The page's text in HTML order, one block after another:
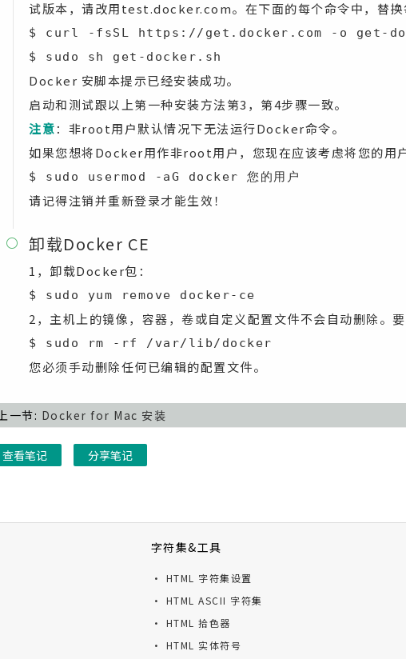
试版本，请改用test.docker.com。在下面的每个命令中，替
$ curl -fsSL https://get.docker.com -o get-
$ sudo sh get-docker.sh
Docker 安脚本提示已经安装成功。
启动和测试跟以上第一种安装方法第3，第4步骤一致。
注意：非root用户默认情况下无法运行Docker命令。
如果您想将Docker用作非root用户，您现在应该考虑将您的
$ sudo usermod -aG docker 您的用户
请记得注销并重新登录才能生效！
 卸载Docker CE
1，卸载Docker包：
$ sudo yum remove docker-ce
2，主机上的镜像，容器，卷或自定义配置文件不会自动删除。
$ sudo rm -rf /var/lib/docker
您必须手动删除任何已编辑的配置文件。
上一节: Docker for Mac 安装
查看笔记 分享笔记
字符集&工具
· HTML 字符集设置
· HTML ASCII 字符集
· HTML 拾色器
· HTML 实体符号